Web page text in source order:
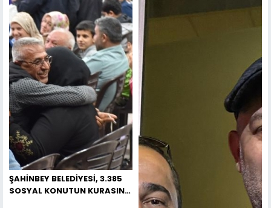
ŞAHİNBEY BELEDİYESİ, 3.385
SOSYAL KONUTUN KURASINI